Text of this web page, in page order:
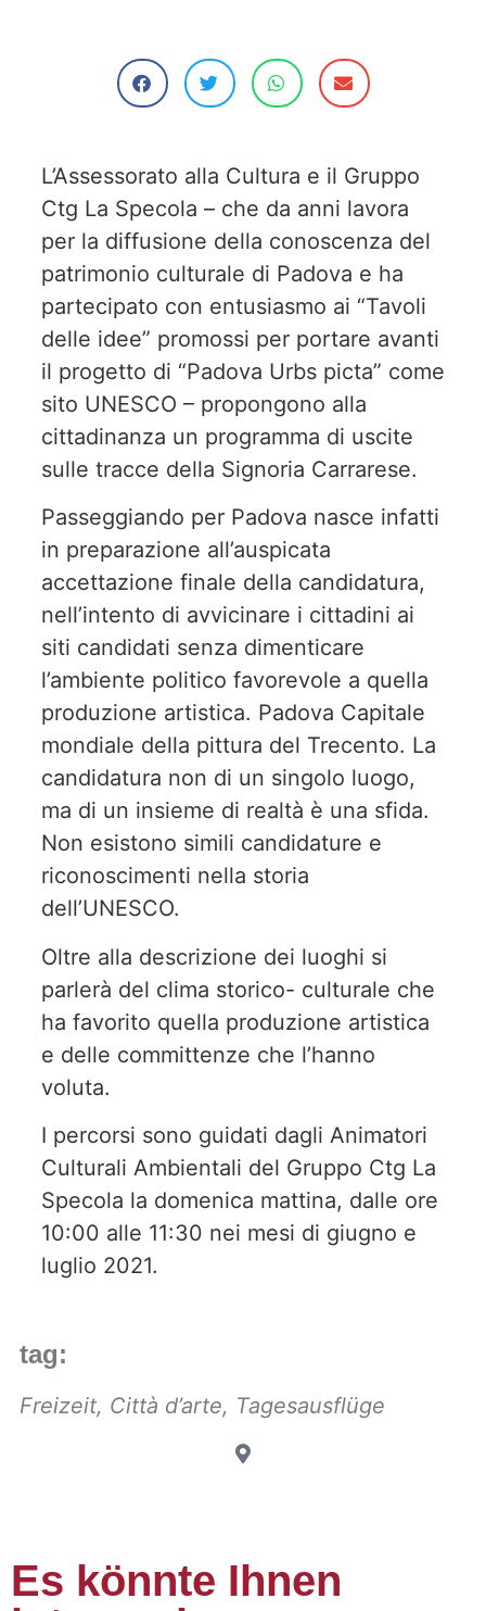
L’Assessorato alla Cultura e il Gruppo
Ctg La Specola – che da anni lavora
per la diffusione della conoscenza del
patrimonio culturale di Padova e ha
partecipato con entusiasmo ai “Tavoli
delle idee” promossi per portare avanti
il progetto di “Padova Urbs picta” come
sito UNESCO – propongono alla
cittadinanza un programma di uscite
sulle tracce della Signoria Carrarese.
Passeggiando per Padova nasce infatti
in preparazione all’auspicata
accettazione finale della candidatura,
nell’intento di avvicinare i cittadini ai
siti candidati senza dimenticare
l’ambiente politico favorevole a quella
produzione artistica. Padova Capitale
mondiale della pittura del Trecento. La
candidatura non di un singolo luogo,
ma di un insieme di realtà è una sfida.
Non esistono simili candidature e
riconoscimenti nella storia
dell’UNESCO.
Oltre alla descrizione dei luoghi si
parlerà del clima storico- culturale che
ha favorito quella produzione artistica
e delle committenze che l’hanno
voluta.
I percorsi sono guidati dagli Animatori
Culturali Ambientali del Gruppo Ctg La
Specola la domenica mattina, dalle ore
10:00 alle 11:30 nei mesi di giugno e
luglio 2021.
tag:
Freizeit, Città d’arte, Tagesausflüge
Es könnte Ihnen